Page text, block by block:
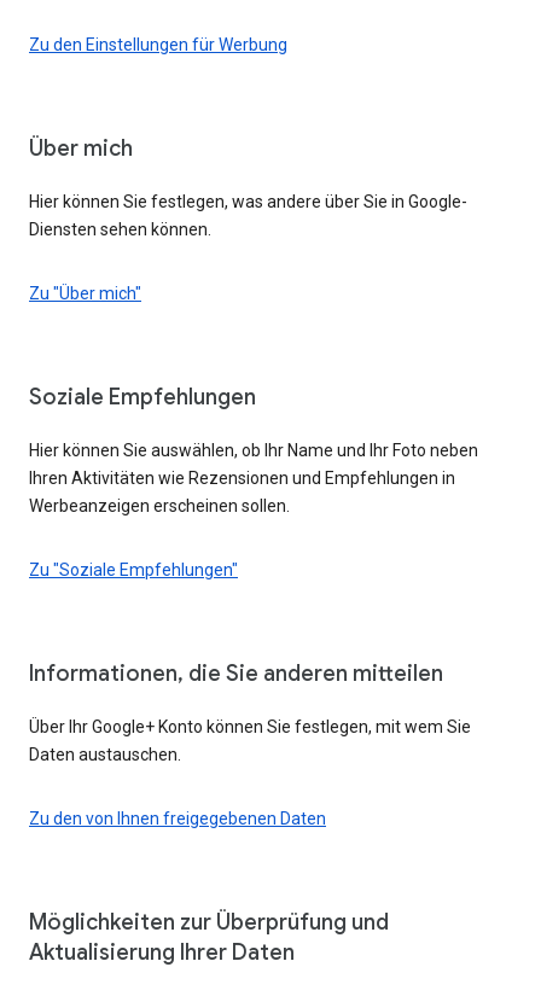
Zu den Einstellungen für Werbung
Über mich
Hier können Sie festlegen, was andere über Sie in Google-
Diensten sehen können.
Zu "Über mich"
Soziale Empfehlungen
Hier können Sie auswählen, ob Ihr Name und Ihr Foto neben
Ihren Aktivitäten wie Rezensionen und Empfehlungen in
Werbeanzeigen erscheinen sollen.
Zu "Soziale Empfehlungen"
Informationen, die Sie anderen mitteilen
Über Ihr Google+ Konto können Sie festlegen, mit wem Sie
Daten austauschen.
Zu den von Ihnen freigegebenen Daten
Möglichkeiten zur Überprüfung und
Aktualisierung Ihrer Daten